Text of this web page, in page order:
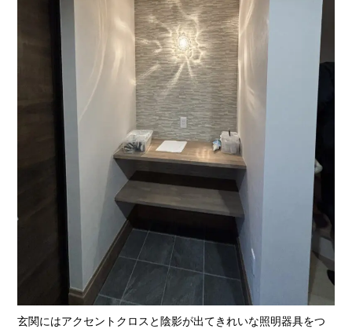
玄関にはアクセントクロスと陰影が出てきれいな照明器具をつ